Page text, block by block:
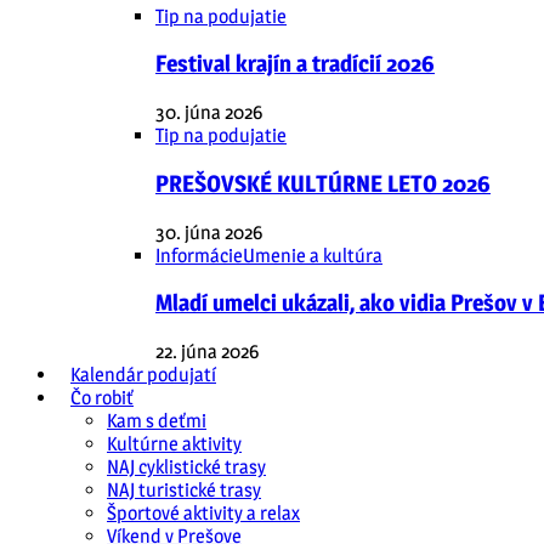
Tip na podujatie
Festival krajín a tradícií 2026
30. júna 2026
Tip na podujatie
PREŠOVSKÉ KULTÚRNE LETO 2026
30. júna 2026
InformácieUmenie a kultúra
Mladí umelci ukázali, ako vidia Prešov v
22. júna 2026
Kalendár podujatí
Čo robiť
Kam s deťmi
Kultúrne aktivity
NAJ cyklistické trasy
NAJ turistické trasy
Športové aktivity a relax
Víkend v Prešove